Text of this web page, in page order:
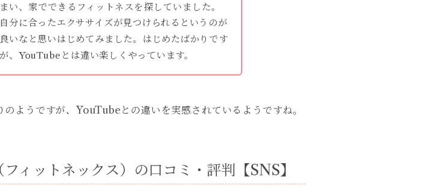
まい、家でできるフィットネスを探していました。
自分に合ったエクササイズが見つけられるというのが
良いなと思いはじめてみました。はじめたばかりです
が、YouTubeとは違い楽しくやっています。
のようですが、YouTubeとの違いを実感されているようですね。
ィットネックス）の口コミ・評判【SNS】